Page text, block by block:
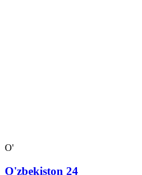
O'
O'zbekiston 24